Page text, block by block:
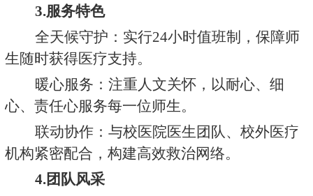
3.服务特色
全天候守护：实行24小时值班制，保障师
生随时获得医疗支持。
暖心服务：注重人文关怀，以耐心、细
心、责任心服务每一位师生。
联动协作：与校医院医生团队、校外医疗
机构紧密配合，构建高效救治网络。
4.团队风采